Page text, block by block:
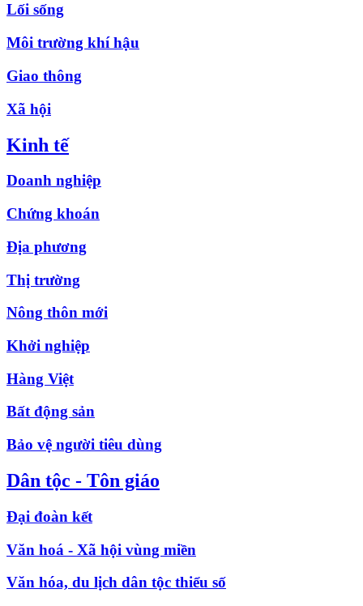
Lối sống
Môi trường khí hậu
Giao thông
Xã hội
Kinh tế
Doanh nghiệp
Chứng khoán
Địa phương
Thị trường
Nông thôn mới
Khởi nghiệp
Hàng Việt
Bất động sản
Bảo vệ người tiêu dùng
Dân tộc - Tôn giáo
Đại đoàn kết
Văn hoá - Xã hội vùng miền
Văn hóa, du lịch dân tộc thiểu số